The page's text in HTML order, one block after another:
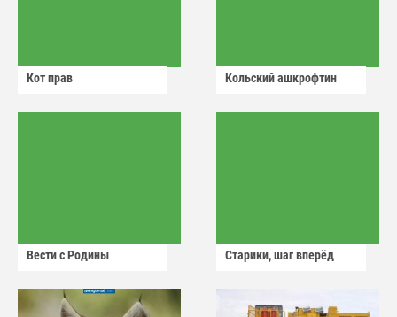
Кот прав Кольский ашкрофтин
Вести с Родины Старики, шаг вперёд